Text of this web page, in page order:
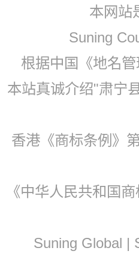
本网站
Suning
根据中国《地名
本站真诚介绍"肃宁
香港《商标条例》
《中华人民共和国
Suning Global |